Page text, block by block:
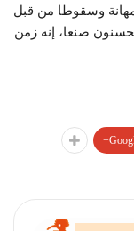
وسقوطا من قبل
صنعا، إنه زمن